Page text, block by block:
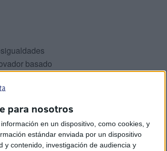
para nosotros
en un dispositivo, como cookies, y
estándar enviada por un dispositivo
y contenido, investigación de audiencia y
basado
del teatro y